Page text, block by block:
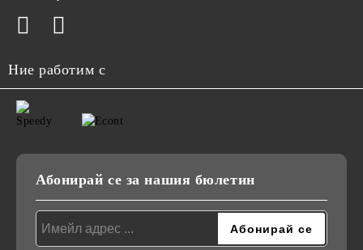
Ние работим с
Абонирай се за нашия бюлетин